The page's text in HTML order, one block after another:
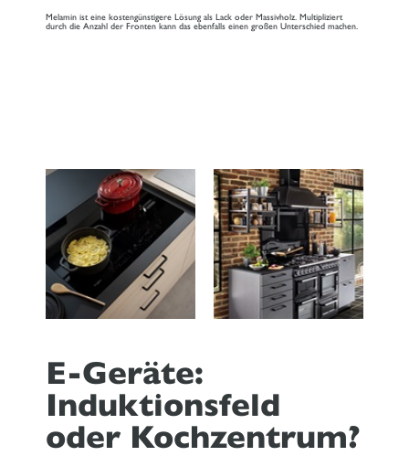
Melamin ist eine kostengünstigere Lösung als Lack oder Massivholz. Multipliziert
durch die Anzahl der Fronten kann das ebenfalls einen großen Unterschied machen.
E-Geräte:
Induktionsfeld
oder Kochzentrum?